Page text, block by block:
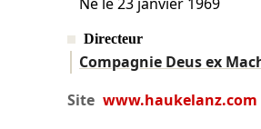
Directeur
Compagnie Deus ex
Site www.haukelanz.com